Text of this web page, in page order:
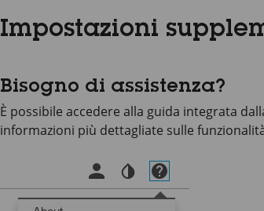
Impostazioni
Bisogno di assistenza?
È possibile accedere alla guida integrata
informazioni più dettagliate sulle